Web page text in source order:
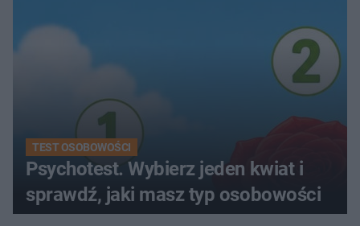
TEST OSOBOWOŚCI
Psychotest. Wybierz jeden kwiat i
sprawdź, jaki masz typ osobowości